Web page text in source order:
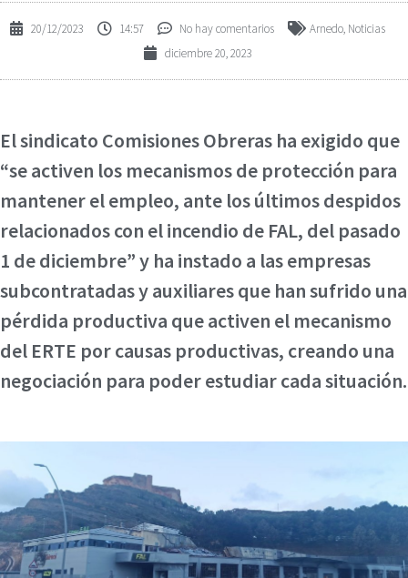
20/12/2023 14:57 No hay comentarios Arnedo, Noticias
diciembre 20, 2023
El sindicato Comisiones Obreras ha exigido que
“se activen los mecanismos de protección para
mantener el empleo, ante los últimos despidos
relacionados con el incendio de FAL, del pasado
1 de diciembre” y ha instado a las empresas
subcontratadas y auxiliares que han sufrido una
pérdida productiva que activen el mecanismo
del ERTE por causas productivas, creando una
negociación para poder estudiar cada situación.